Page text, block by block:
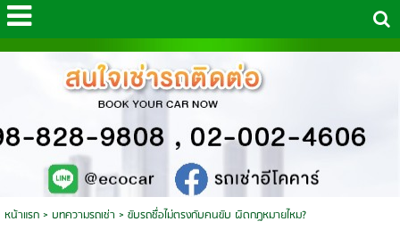
หน้าแรก> บทความรถเช่า > ขับรถชื่อไม่ตรงกับคนขับ ผิดกฎหมายไหม?